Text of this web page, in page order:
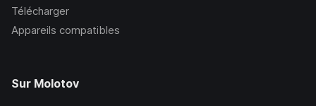
Télécharger
Appareils compatibles
Sur Molotov